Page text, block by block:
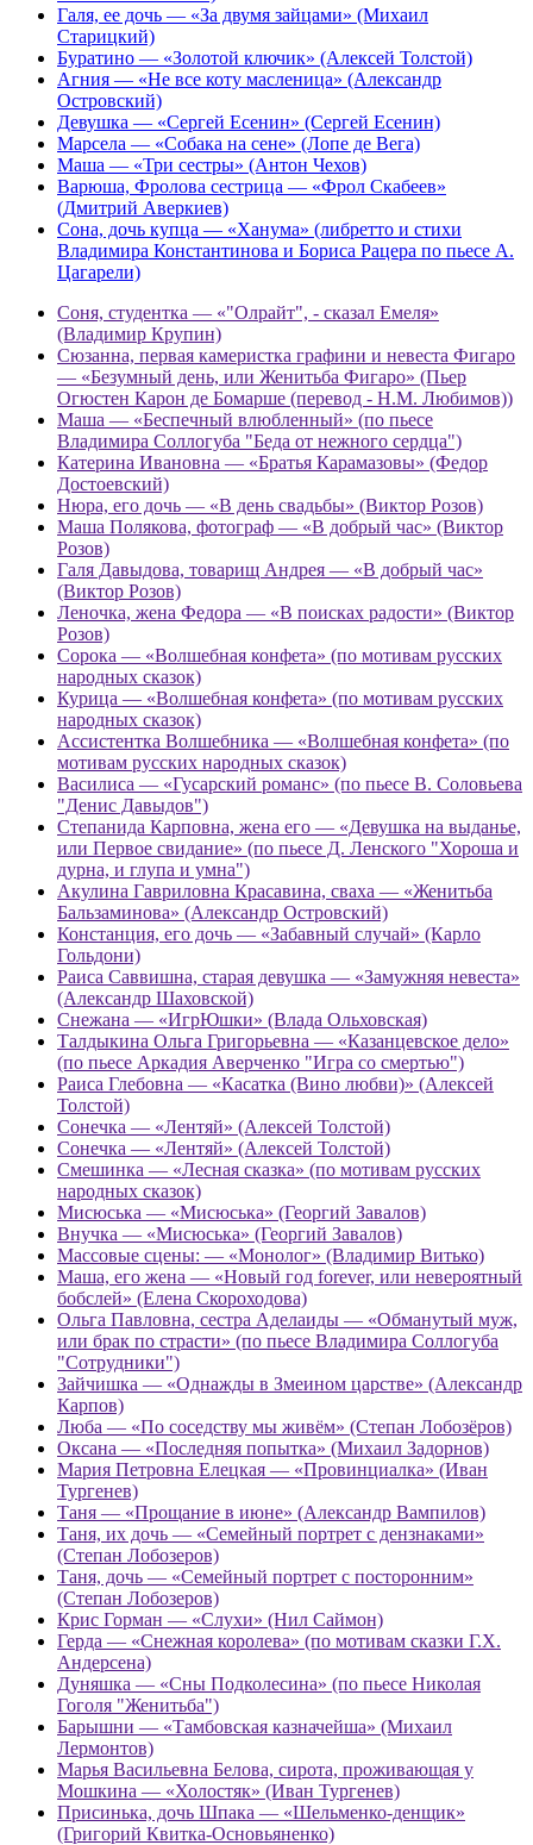
Галя, ее дочь — «За двумя зайцами» (Михаил
Старицкий)
Буратино — «Золотой ключик» (Алексей Толстой)
Агния — «Не все коту масленица» (Александр
Островский)
Девушка — «Сергей Есенин» (Сергей Есенин)
Марсела — «Собака на сене» (Лопе де Вега)
Маша — «Три сестры» (Антон Чехов)
Варюша, Фролова сестрица — «Фрол Скабеев»
(Дмитрий Аверкиев)
Сона, дочь купца — «Ханума» (либретто и стихи
Владимира Константинова и Бориса Рацера по пьесе А.
Цагарели)
Соня, студентка — «"Олрайт", - сказал Емеля»
(Владимир Крупин)
Сюзанна, первая камеристка графини и невеста Фигаро
— «Безумный день, или Женитьба Фигаро» (Пьер
Огюстен Карон де Бомарше (перевод - Н.М. Любимов))
Маша — «Беспечный влюбленный» (по пьесе
Владимира Соллогуба "Беда от нежного сердца")
Катерина Ивановна — «Братья Карамазовы» (Федор
Достоевский)
Нюра, его дочь — «В день свадьбы» (Виктор Розов)
Маша Полякова, фотограф — «В добрый час» (Виктор
Розов)
Галя Давыдова, товарищ Андрея — «В добрый час»
(Виктор Розов)
Леночка, жена Федора — «В поисках радости» (Виктор
Розов)
Сорока — «Волшебная конфета» (по мотивам русских
народных сказок)
Курица — «Волшебная конфета» (по мотивам русских
народных сказок)
Ассистентка Волшебника — «Волшебная конфета» (по
мотивам русских народных сказок)
Василиса — «Гусарский романс» (по пьесе В. Соловьева
"Денис Давыдов")
Степанида Карповна, жена его — «Девушка на выданье,
или Первое свидание» (по пьесе Д. Ленского "Хороша и
дурна, и глупа и умна")
Акулина Гавриловна Красавина, сваха — «Женитьба
Бальзаминова» (Александр Островский)
Констанция, его дочь — «Забавный случай» (Карло
Гольдони)
Раиса Саввишна, старая девушка — «Замужняя невеста»
(Александр Шаховской)
Снежана — «ИгрЮшки» (Влада Ольховская)
Талдыкина Ольга Григорьевна — «Казанцевское дело»
(по пьесе Аркадия Аверченко "Игра со смертью")
Раиса Глебовна — «Касатка (Вино любви)» (Алексей
Толстой)
Сонечка — «Лентяй» (Алексей Толстой)
Сонечка — «Лентяй» (Алексей Толстой)
Смешинка — «Лесная сказка» (по мотивам русских
народных сказок)
Мисюська — «Мисюська» (Георгий Завалов)
Внучка — «Мисюська» (Георгий Завалов)
Массовые сцены: — «Монолог» (Владимир Витько)
Маша, его жена — «Новый год forever, или невероятный
бобслей» (Елена Скороходова)
Ольга Павловна, сестра Аделаиды — «Обманутый муж,
или брак по страсти» (по пьесе Владимира Соллогуба
"Сотрудники")
Зайчишка — «Однажды в Змеином царстве» (Александр
Карпов)
Люба — «По соседству мы живём» (Степан Лобозёров)
Оксана — «Последняя попытка» (Михаил Задорнов)
Мария Петровна Елецкая — «Провинциалка» (Иван
Тургенев)
Таня — «Прощание в июне» (Александр Вампилов)
Таня, их дочь — «Семейный портрет с дензнаками»
(Степан Лобозеров)
Таня, дочь — «Семейный портрет с посторонним»
(Степан Лобозеров)
Крис Горман — «Слухи» (Нил Саймон)
Герда — «Снежная королева» (по мотивам сказки Г.Х.
Андерсена)
Дуняшка — «Сны Подколесина» (по пьесе Николая
Гоголя "Женитьба")
Барышни — «Тамбовская казначейша» (Михаил
Лермонтов)
Марья Васильевна Белова, сирота, проживающая у
Мошкина — «Холостяк» (Иван Тургенев)
Присинька, дочь Шпака — «Шельменко-денщик»
(Григорий Квитка-Основьяненко)